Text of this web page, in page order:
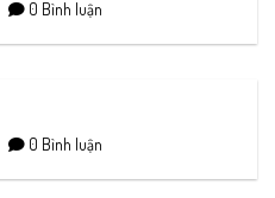
0 Bình luận
0 Bình luận